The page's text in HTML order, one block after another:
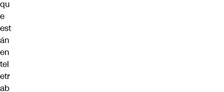
qu
e
est
án
en
tel
etr
ab